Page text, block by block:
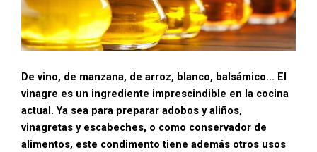
De vino, de manzana, de arroz, blanco, balsámico… El
vinagre es un ingrediente imprescindible en la cocina
actual. Ya sea para preparar adobos y aliños,
vinagretas y escabeches, o como conservador de
alimentos, este condimento tiene además otros usos